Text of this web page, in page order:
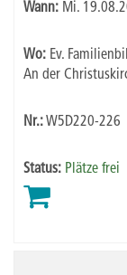
Wann: Mi.
Wo: Ev.
An der
Nr.:W5D220-226
Status: Plätze frei